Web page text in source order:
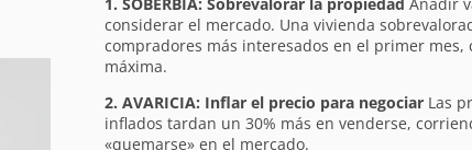
considerar el mercado. Una vivienda
compradores más interesados en el primer mes,
máxima.
2. AVARICIA: Inflar el precio para negociarLas
inflados tardan un 30% más en venderse,
«quemarse» en el mercado.